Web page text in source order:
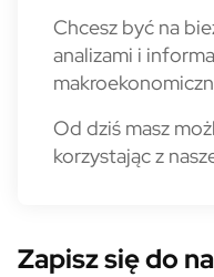
Chcesz być na
analizami i
Od dziś masz
korzystając z
Zapisz się do